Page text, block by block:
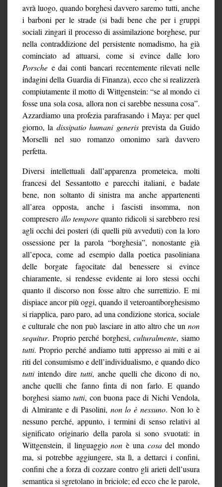
avrà luogo, quando borghesi davvero saremo tutti, anche
i barboni per le strade (si badi bene che per i gruppi
sociali zingari il processo di assimilazione borghese, pur
nella contraddizione del persistente nomadismo, ha già
cominciato ad attuarsi, come si evince dalle loro
Porsche e dai conti bancari recentemente rilevati nelle
indagini della Guardia di Finanza), ecco che si realizzerà
compiutamente il motto di Wittgenstein: “se al mondo ci
fosse una sola cosa, allora non ci sarebbe nessuna cosa”.
Azzardiamo una profezia parafrasando i Maya: per quel
giorno, la dissipatio humani generisprevista da Guido
Morselli nel suo romanzo omonimo sarà davvero
perfetta.
Diversi intellettuali dall’apparenza prometeica, molti
francesi del Sessantotto e parecchi italiani, e badate
bene, non soltanto di sinistra ma anche appartenenti
all’area opposta, anche i fascisti insomma, non
compresero illo tempore quanto ridicoli si sarebbero resi
agli occhi dei posteri (di quelli più avveduti) con la loro
ossessione per la parola “borghesia”, nonostante già
all’epoca, come ad esempio dalla poetica pasoliniana
delle borgate fagocitate dal benessere si evince
chiaramente, si rendesse evidente ai loro stessi occhi
quanto il discorso non fosse altro che surrettizio. E mi
dispiace ancor più oggi, quando il veteroantiborghesismo
si riapplica, paro paro, ad una condizione storica, sociale
e culturale che non può lasciare in atto altro che un non
sequitur. Proprio perché borghesi,culturalmente, siamo
tutti. Proprio perché andiamo tutti appresso ai miti e ai
riti del consumismo e dell’individualismo, e quando dico
tuttiintendo dire tutti, anche quelli che dicono di no,
anche quelli che fanno finta di non farlo. E quando
borghesi siamo tutti, con buona pace di Nichi Vendola,
di Almirante e di Pasolini, non lo è nessuno. Non lo è
nessuno perché, appunto, i termini di senso relativi al
significato originario della parola si sono svuotati: in
Wittgenstein, il linguaggionon è una cosadel mondo
ma, si potrebbe aggiungere, sta lì, a dettarci i confini,
confini che a forza di cozzare contro gli arieti dell’usura
semantica si sgretolano in briciole; ed ecco che le parole,